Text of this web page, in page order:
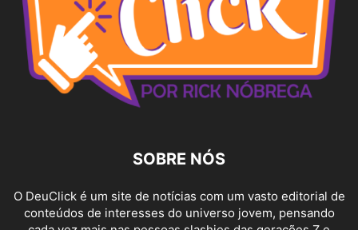
SOBRE NÓS
O DeuClick é um site de notícias com um vasto editorial de
conteúdos de interesses do universo jovem, pensando